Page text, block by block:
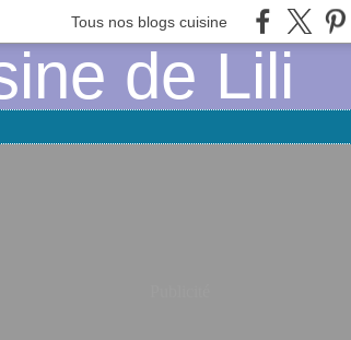
Tous nos blogs cuisine